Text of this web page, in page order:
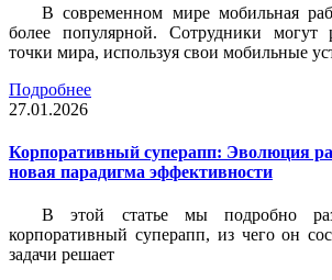
В современном мире мобильная
более популярной. Сотрудники могут
точки мира, используя свои мобильные
Подробнее
27.01.2026
Корпоративный суперапп: Эволюция
новая парадигма эффективности
В этой статье мы подробно
корпоративный суперапп, из чего он
задачи решает